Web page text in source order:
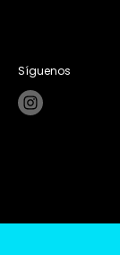
Síguenos